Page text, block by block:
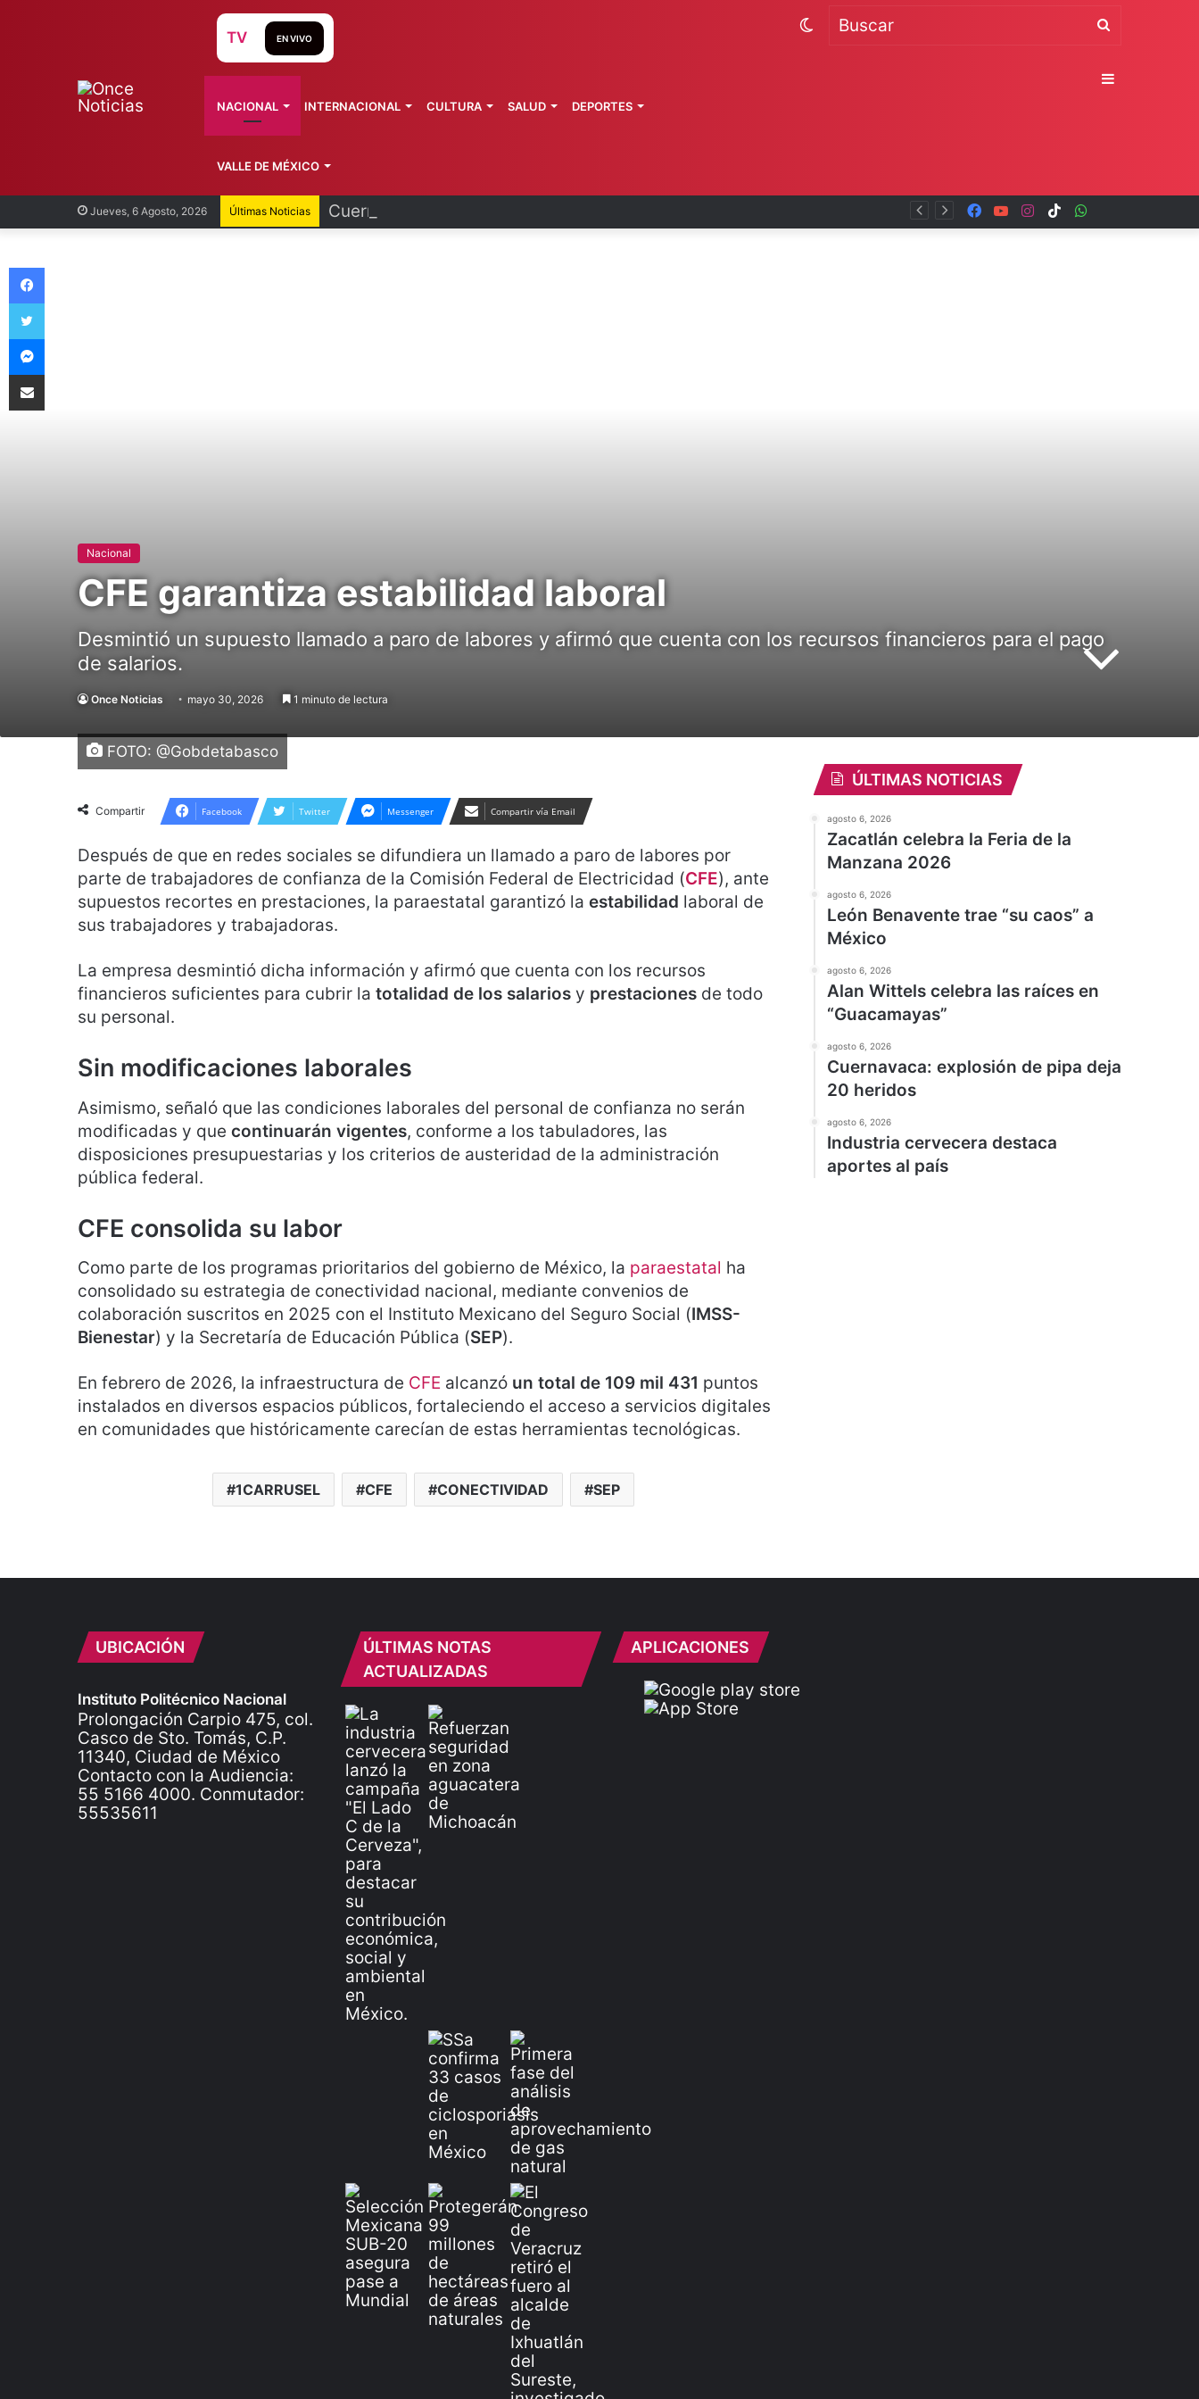
Jueves, 6 Agosto, 2026 Últimas Noticias Cuernavaca: explosión de pipa deja 20 heridos TikTok
Instagram
YouTube
Facebook
TV EN VIVO
NACIONAL INTERNACIONAL CULTURA SALUD DEPORTES
VALLE DE MÉXICO
Buscar
Switch
Sidebar
Nacional
CFE garantiza estabilidad laboral
Desmintió un supuesto llamado a paro de labores y afirmó que cuenta con los recursos financieros para el pago
de salarios.
Once Noticias mayo 30, 2026 1 minuto de lectura
FOTO: @Gobdetabasco
Compartir Facebook Twitter Messenger Compartir vía Email
Después de que en redes sociales se difundiera un llamado a paro de labores por
parte de trabajadores de confianza de la Comisión Federal de Electricidad (CFE), ante
supuestos recortes en prestaciones, la paraestatal garantizó la estabilidad laboral de
sus trabajadores y trabajadoras.
La empresa desmintió dicha información y afirmó que cuenta con los recursos
financieros suficientes para cubrir la totalidad de los salarios y prestaciones de todo
su personal.
Sin modificaciones laborales
Asimismo, señaló que las condiciones laborales del personal de confianza no serán
modificadas y que continuarán vigentes, conforme a los tabuladores, las
disposiciones presupuestarias y los criterios de austeridad de la administración
pública federal.
CFE consolida su labor
Como parte de los programas prioritarios del gobierno de México, la paraestatal ha
consolidado su estrategia de conectividad nacional, mediante convenios de
colaboración suscritos en 2025 con el Instituto Mexicano del Seguro Social (IMSS-
Bienestar) y la Secretaría de Educación Pública (SEP).
En febrero de 2026, la infraestructura de CFE alcanzó un total de 109 mil 431 puntos
instalados en diversos espacios públicos, fortaleciendo el acceso a servicios digitales
en comunidades que históricamente carecían de estas herramientas tecnológicas.
1CARRUSEL CFE CONECTIVIDAD SEP
ÚLTIMAS NOTICIAS
agosto 6, 2026
Zacatlán celebra la Feria de la
Manzana 2026
agosto 6, 2026
León Benavente trae “su caos” a
México
agosto 6, 2026
Alan Wittels celebra las raíces en
“Guacamayas”
agosto 6, 2026
Cuernavaca: explosión de pipa deja
20 heridos
agosto 6, 2026
Industria cervecera destaca
aportes al país
UBICACIÓN
Instituto Politécnico Nacional
Prolongación Carpio 475, col.
Casco de Sto. Tomás, C.P.
11340, Ciudad de México
Contacto con la Audiencia:
55 5166 4000. Conmutador:
55535611
ÚLTIMAS NOTAS
ACTUALIZADAS
APLICACIONES
Facebook
Twitter
Messenger
Compartir vía Email